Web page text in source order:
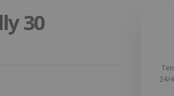
30
24/